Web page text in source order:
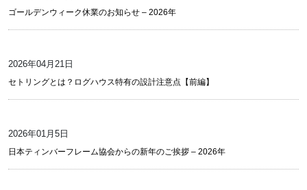
ゴールデンウィーク休業のお知らせ – 2026年
2026年04月21日
セトリングとは？ログハウス特有の設計注意点【前編】
2026年01月5日
日本ティンバーフレーム協会からの新年のご挨拶 – 2026年